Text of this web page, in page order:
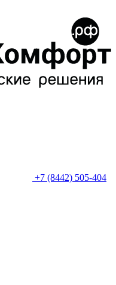
+7 (8442) 505-404